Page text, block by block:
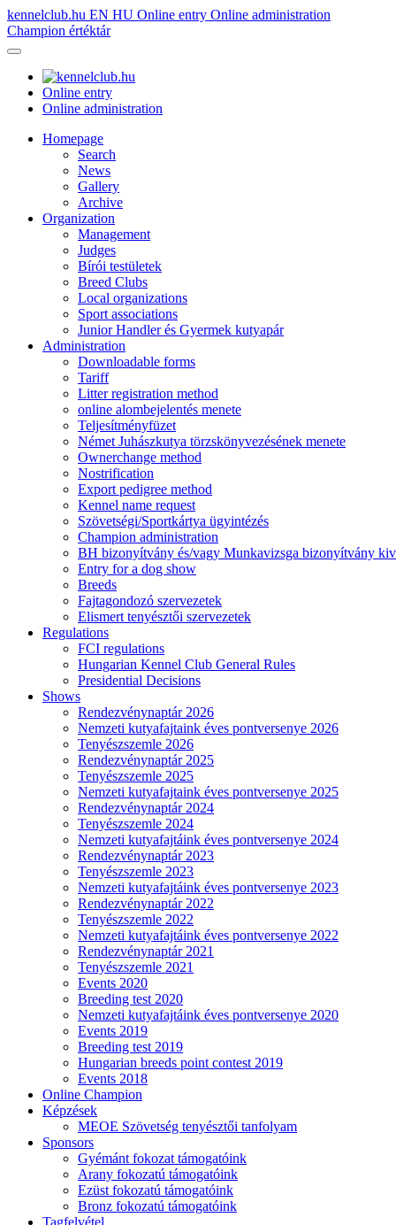
kennelclub.hu EN HU Online entry Online administration
Champion értéktár
Online entry
Online administration
Homepage
Search
News
Gallery
Archive
Organization
Management
Judges
Bírói testületek
Breed Clubs
Local organizations
Sport associations
Junior Handler és Gyermek kutyapár
Administration
Downloadable forms
Tariff
Litter registration method
online alombejelentés menete
Teljesítményfüzet
Német Juhászkutya törzskönyvezésének menete
Ownerchange method
Nostrification
Export pedigree method
Kennel name request
Szövetségi/Sportkártya ügyintézés
Champion administration
BH bizonyítvány és/vagy Munkavizsga bizonyítvány
Entry for a dog show
Breeds
Fajtagondozó szervezetek
Elismert tenyésztői szervezetek
Regulations
FCI regulations
Hungarian Kennel Club General Rules
Presidential Decisions
Shows
Rendezvénynaptár 2026
Nemzeti kutyafajtaink éves pontversenye 2026
Tenyészszemle 2026
Rendezvénynaptár 2025
Tenyészszemle 2025
Nemzeti kutyafajtaink éves pontversenye 2025
Rendezvénynaptár 2024
Tenyészszemle 2024
Nemzeti kutyafajtáink éves pontversenye 2024
Rendezvénynaptár 2023
Tenyészszemle 2023
Nemzeti kutyafajtáink éves pontversenye 2023
Rendezvénynaptár 2022
Tenyészszemle 2022
Nemzeti kutyafajtáink éves pontversenye 2022
Rendezvénynaptár 2021
Tenyészszemle 2021
Events 2020
Breeding test 2020
Nemzeti kutyafajtáink éves pontversenye 2020
Events 2019
Breeding test 2019
Hungarian breeds point contest 2019
Events 2018
Online Champion
Képzések
MEOE Szövetség tenyésztői tanfolyam
Sponsors
Gyémánt fokozat támogatóink
Arany fokozatú támogatóink
Ezüst fokozatú támogatóink
Bronz fokozatú támogatóink
Tagfelvétel